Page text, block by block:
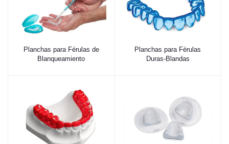
Planchas para Férulas de
Blanqueamiento
Planchas para Férulas
Duras-Blandas